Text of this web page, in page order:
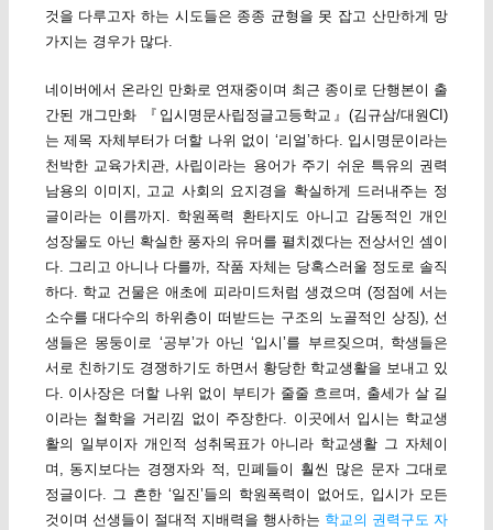
것을 다루고자 하는 시도들은 종종 균형을 못 잡고 산만하게 망
가지는 경우가 많다.
네이버에서 온라인 만화로 연재중이며 최근 종이로 단행본이 출
간된 개그만화 『입시명문사립정글고등학교』(김규삼/대원CI)
는 제목 자체부터가 더할 나위 없이 ‘리얼’하다. 입시명문이라는
천박한 교육가치관, 사립이라는 용어가 주기 쉬운 특유의 권력
남용의 이미지, 고교 사회의 요지경을 확실하게 드러내주는 정
글이라는 이름까지. 학원폭력 환타지도 아니고 감동적인 개인
성장물도 아닌 확실한 풍자의 유머를 펼치겠다는 전상서인 셈이
다. 그리고 아니나 다를까, 작품 자체는 당혹스러울 정도로 솔직
하다. 학교 건물은 애초에 피라미드처럼 생겼으며 (정점에 서는
소수를 대다수의 하위층이 떠받드는 구조의 노골적인 상징), 선
생들은 몽둥이로 ‘공부’가 아닌 ‘입시’를 부르짖으며, 학생들은
서로 친하기도 경쟁하기도 하면서 황당한 학교생활을 보내고 있
다. 이사장은 더할 나위 없이 부티가 줄줄 흐르며, 출세가 살 길
이라는 철학을 거리낌 없이 주장한다. 이곳에서 입시는 학교생
활의 일부이자 개인적 성취목표가 아니라 학교생활 그 자체이
며, 동지보다는 경쟁자와 적, 민폐들이 훨씬 많은 문자 그대로
정글이다. 그 흔한 ‘일진’들의 학원폭력이 없어도, 입시가 모든
것이며 선생들이 절대적 지배력을 행사하는 학교의 권력구도 자